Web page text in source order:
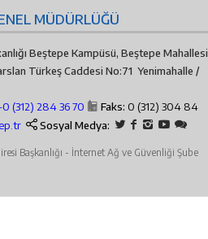
MÜDÜRLÜĞÜ
Beştepe Kampüsü, Beştepe
Türkeş Caddesi No:71 Yenimahalle /
0 (312) 284 36 70 Faks: 0 (312) 304 84
Sosyal Medya:
Başkanlığı - İnternet Ağ ve Güvenliği Şube